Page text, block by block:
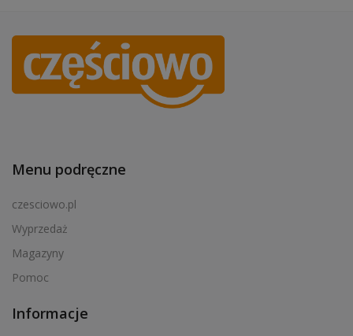
Menu podręczne
czesciowo.pl
Wyprzedaż
Magazyny
Pomoc
Informacje